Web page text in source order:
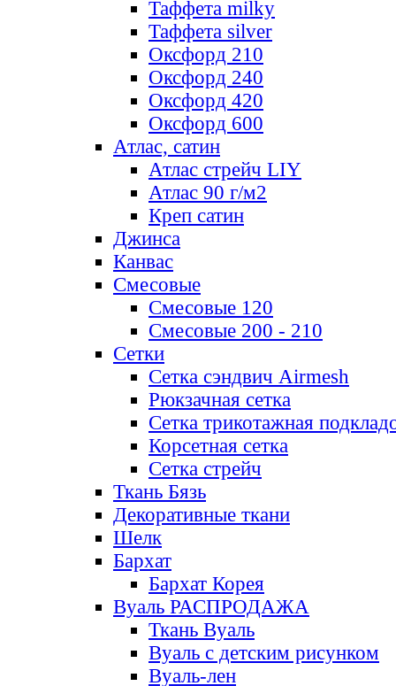
Таффета milky
Таффета silver
Оксфорд 210
Оксфорд 240
Оксфорд 420
Оксфорд 600
Атлас, сатин
Атлас стрейч LIY
Атлас 90 г/м2
Креп сатин
Джинса
Канвас
Смесовые
Смесовые 120
Смесовые 200 - 210
Сетки
Сетка сэндвич Airmesh
Рюкзачная сетка
Сетка трикотажная
Корсетная сетка
Сетка стрейч
Ткань Бязь
Декоративные ткани
Шелк
Бархат
Бархат Корея
Вуаль РАСПРОДАЖА
Ткань Вуаль
Вуаль с детским рисунком
Вуаль-лен